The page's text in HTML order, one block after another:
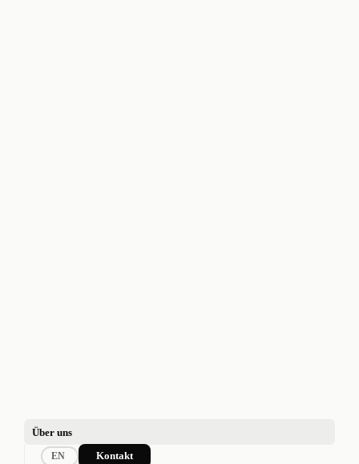
Über uns
EN Kontakt